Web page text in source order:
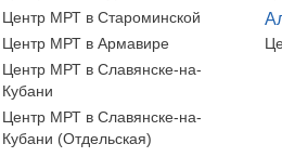
Центр МРТ в Староминской
Центр МРТ в Армавире
Центр МРТ в Славянске-на-
Кубани
Центр МРТ в Славянске-на-
Кубани (Отдельская)